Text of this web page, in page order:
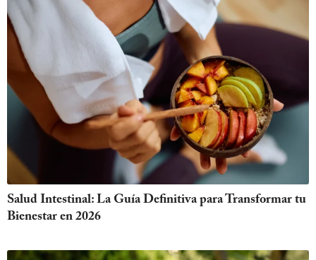
Salud Intestinal: La Guía Definitiva para Transformar tu
Bienestar en 2026